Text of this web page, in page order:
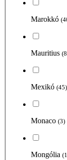
Marokkó
Mauritius
Mexikó (45)
Monaco (3)
Mongólia